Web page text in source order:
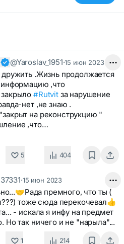
@Yaroslav_1951·15 июн 2023
.Жизнь продолжается
информацию ,что
#Rutvitза нарушение
нет ,не знаю .
на реконструкцию "
,что…
5 404
·15 июн 2023
премного, что ты (
тоже сюда перекочевал👍
- искала я инфу на предмет
Но так ничего и не "нарыла"...
1 214